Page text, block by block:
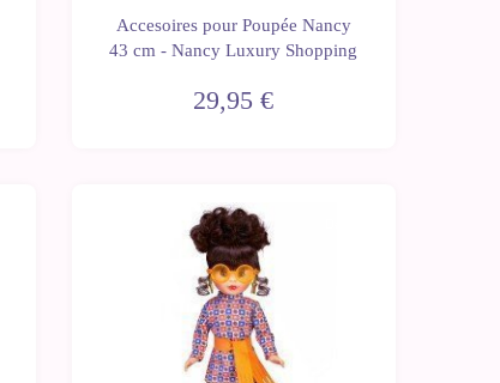
Accesoires pour Poupée Nancy
43 cm - Nancy Luxury Shopping
29,95 €